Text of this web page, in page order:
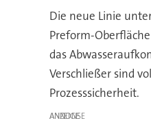
Die neue Linie
Preform-
das
Verschließer sind
Prozesssicherheit.
ANZEIGE